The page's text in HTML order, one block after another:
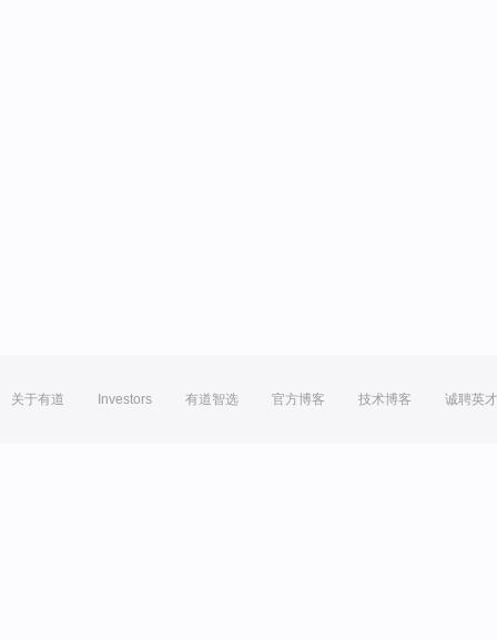
关于有道 Investors 有道智选 官方博客 技术博客 诚聘英才